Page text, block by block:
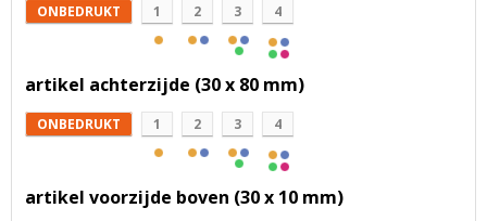
ONBEDRUKT 1 2 3 4
artikel achterzijde (30 x 80 mm)
ONBEDRUKT 1 2 3 4
artikel voorzijde boven (30 x 10 mm)